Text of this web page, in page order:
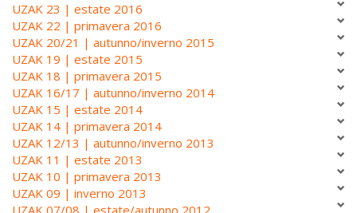
UZAK 23 | estate 2016
UZAK 22 | primavera 2016
UZAK 20/21 | autunno/inverno 2015
UZAK 19 | estate 2015
UZAK 18 | primavera 2015
UZAK 16/17 | autunno/inverno 2014
UZAK 15 | estate 2014
UZAK 14 | primavera 2014
UZAK 12/13 | autunno/inverno 2013
UZAK 11 | estate 2013
UZAK 10 | primavera 2013
UZAK 09 | inverno 2013
UZAK 07/08 | estate/autunno 2012